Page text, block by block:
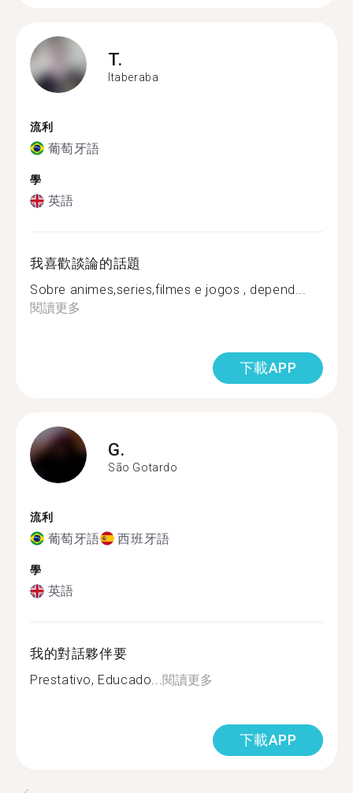
T.
Itaberaba
流利
葡萄牙語
學
英語
我喜歡談論的話題
Sobre animes,series,filmes e jogos , depend...
閱讀更多
下載APP
G.
São Gotardo
流利
葡萄牙語 西班牙語
學
英語
我的對話夥伴要
Prestativo, Educado...閱讀更多
下載APP